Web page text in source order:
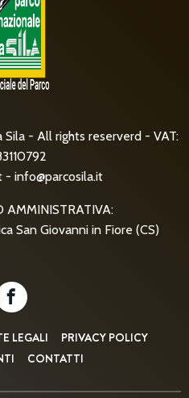
- All rights reserverd - VAT:
- info@parcosila.it
AMMINISTRATIVA:
San Giovanni in Fiore (CS)
LEGALI
PRIVACY POLICY
CONTATTI